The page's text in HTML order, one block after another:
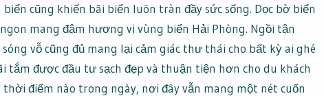
cũng khiến bãi biển luôn tràn đầy sức sống. Dọc bờ biển
mang đậm hương vị vùng biển Hải Phòng. Ngồi tận
vỗ cũng đủ mang lại cảm giác thư thái cho bất kỳ ai ghé
tắm được đầu tư sạch đẹp và thuận tiện hơn cho du khách
điểm nào trong ngày, nơi đây vẫn mang một nét cuốn